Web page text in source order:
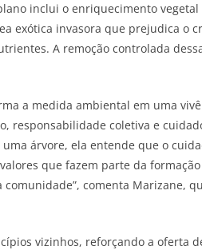
inclui o enriquecimento vegetal
exótica invasora que prejudica o
A remoção controlada
a medida ambiental em uma
responsabilidade coletiva e
árvore, ela entende que o
que fazem parte da
comenta Marizane,
vizinhos, reforçando a oferta